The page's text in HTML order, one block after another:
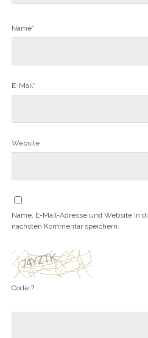
Name*
E-Mail*
Website
Name, E-Mail-Adresse und Website in
nächsten Kommentar speichern.
Code ?